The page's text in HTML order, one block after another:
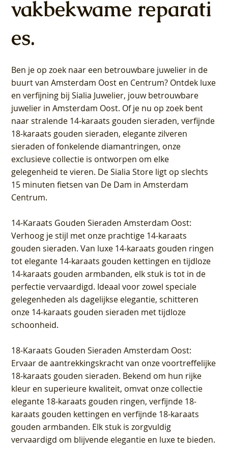
vakbekwame reparati
es.
Ben je op zoek naar een betrouwbare juwelier in de
buurt van Amsterdam Oost en Centrum? Ontdek luxe
en verfijning bij Sialia Juwelier, jouw betrouwbare
juwelier in Amsterdam Oost. Of je nu op zoek bent
naar stralende 14-karaats gouden sieraden, verfijnde
18-karaats gouden sieraden, elegante zilveren
sieraden of fonkelende diamantringen, onze
exclusieve collectie is ontworpen om elke
gelegenheid te vieren. De Sialia Store ligt op slechts
15 minuten fietsen van De Dam in Amsterdam
Centrum.
14-Karaats Gouden Sieraden Amsterdam Oost:
Verhoog je stijl met onze prachtige 14-karaats
gouden sieraden. Van luxe 14-karaats gouden ringen
tot elegante 14-karaats gouden kettingen en tijdloze
14-karaats gouden armbanden, elk stuk is tot in de
perfectie vervaardigd. Ideaal voor zowel speciale
gelegenheden als dagelijkse elegantie, schitteren
onze 14-karaats gouden sieraden met tijdloze
schoonheid.
18-Karaats Gouden Sieraden Amsterdam Oost:
Ervaar de aantrekkingskracht van onze voortreffelijke
18-karaats gouden sieraden. Bekend om hun rijke
kleur en superieure kwaliteit, omvat onze collectie
elegante 18-karaats gouden ringen, verfijnde 18-
karaats gouden kettingen en verfijnde 18-karaats
gouden armbanden. Elk stuk is zorgvuldig
vervaardigd om blijvende elegantie en luxe te bieden.